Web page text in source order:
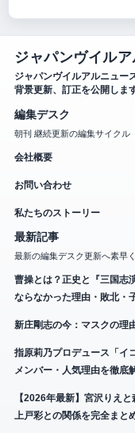
ジャパンヴイル
ジャパンヴイルアルニュー
背景更新、訂正を公開します
編集デスク
朝刊 継続更新の編集サイクル
会社概要
お問い合わせ
私たちのストーリー
最新記事
最新の編集デスク更新へ素早
曹操とは？正史と『三国志
ならなかった理由・敗北・
新庄剛志の今：マスクの理
指原莉乃プロデュース「イ
メンバー・人気理由を徹底
【2026年最新】宮沢りえ
上戸彩との関係を完全まと